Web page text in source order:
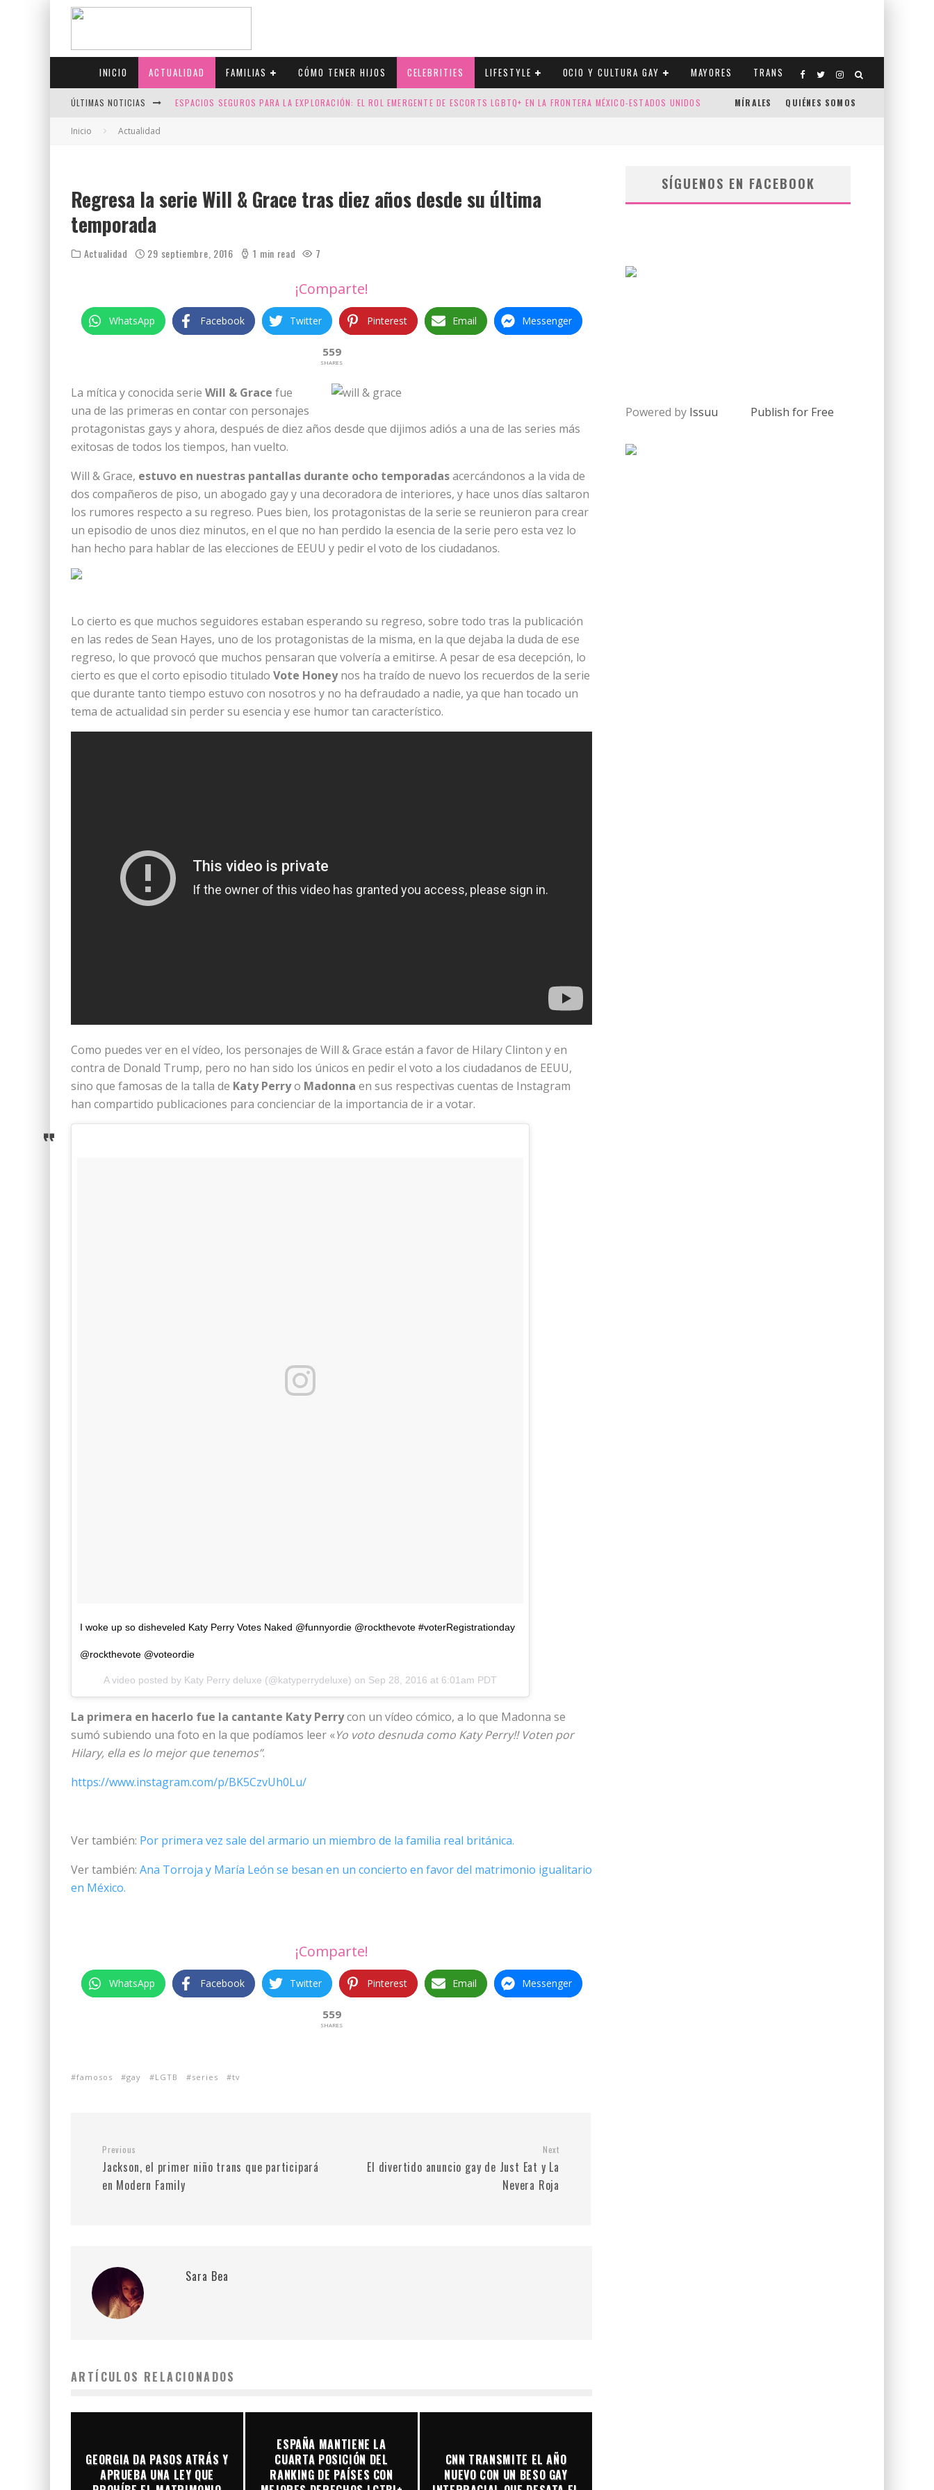
INICIO ACTUALIDAD FAMILIAS CÓMO TENER HIJOS CELEBRITIES LIFESTYLE OCIO Y CULTURA GAY MAYORES TRANS
ÚLTIMAS NOTICIAS ESPACIOS SEGUROS PARA LA EXPLORACIÓN: EL ROL EMERGENTE DE ESCORTS LGBTQ+ EN LA FRONTERA MÉXICO-ESTADOS UNIDOS MÍRALES QUIÉNES SOMOS
Inicio Actualidad
Regresa la serie Will & Grace tras diez años desde su última
temporada
Actualidad 29 septiembre, 2016 1 min read 7
¡Comparte!
WhatsApp Facebook Twitter Pinterest Email Messenger
559
SHARES
La mítica y conocida serie Will & Grace fue
una de las primeras en contar con personajes
protagonistas gays y ahora, después de diez años desde que dijimos adiós a una de las series más
exitosas de todos los tiempos, han vuelto.
Will & Grace, estuvo en nuestras pantallas durante ocho temporadasacercándonos a la vida de
dos compañeros de piso, un abogado gay y una decoradora de interiores, y hace unos días saltaron
los rumores respecto a su regreso. Pues bien, los protagonistas de la serie se reunieron para crear
un episodio de unos diez minutos, en el que no han perdido la esencia de la serie pero esta vez lo
han hecho para hablar de las elecciones de EEUU y pedir el voto de los ciudadanos.
Lo cierto es que muchos seguidores estaban esperando su regreso, sobre todo tras la publicación
en las redes de Sean Hayes, uno de los protagonistas de la misma, en la que dejaba la duda de ese
regreso, lo que provocó que muchos pensaran que volvería a emitirse. A pesar de esa decepción, lo
cierto es que el corto episodio titulado Vote Honeynos ha traído de nuevo los recuerdos de la serie
que durante tanto tiempo estuvo con nosotros y no ha defraudado a nadie, ya que han tocado un
tema de actualidad sin perder su esencia y ese humor tan característico.
Como puedes ver en el vídeo, los personajes de Will & Grace están a favor de Hilary Clinton y en
contra de Donald Trump, pero no han sido los únicos en pedir el voto a los ciudadanos de EEUU,
sino que famosas de la talla de Katy Perryo Madonna en sus respectivas cuentas de Instagram
han compartido publicaciones para concienciar de la importancia de ir a votar.
I woke up so disheveled Katy Perry Votes Naked @funnyordie @rockthevote #voterRegistrationday
@rockthevote @voteordie
A video posted by Katy Perry deluxe (@katyperrydeluxe) on Sep 28, 2016 at 6:01am PDT
La primera en hacerlo fue la cantante Katy Perrycon un vídeo cómico, a lo que Madonna se
sumó subiendo una foto en la que podíamos leer «Yo voto desnuda como Katy Perry!! Voten por
Hilary, ella es lo mejor que tenemos”.
https://www.instagram.com/p/BK5CzvUh0Lu/
Ver también: Por primera vez sale del armario un miembro de la familia real británica.
Ver también: Ana Torroja y María León se besan en un concierto en favor del matrimonio igualitario
en México.
¡Comparte!
WhatsApp Facebook Twitter Pinterest Email Messenger
559
SHARES
famosos gay LGTB series tv
Previous
Jackson, el primer niño trans que participará
en Modern Family
Next
El divertido anuncio gay de Just Eat y La
Nevera Roja
Sara Bea
ARTÍCULOS RELACIONADOS
GEORGIA DA PASOS ATRÁS Y
APRUEBA UNA LEY QUE
ESPAÑA MANTIENE LA
CUARTA POSICIÓN DEL
RANKING DE PAÍSES CON
CNN TRANSMITE EL AÑO
NUEVO CON UN BESO GAY
SÍGUENOS EN FACEBOOK
Powered by Issuu Publish for Free